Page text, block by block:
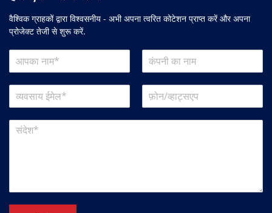
वैश्विक ग्राहकों द्वारा विश्वसनीय - अभी अपना त्वरित कोटेशन प्राप्त करें और अपना
प्रोजेक्ट तेजी से शुरू करें.